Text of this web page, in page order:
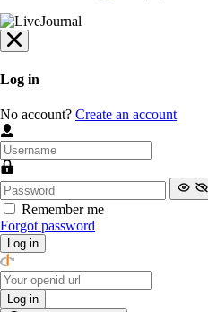
Log in
No account? Create an account
Remember me
Forgot password
Log in
Log in